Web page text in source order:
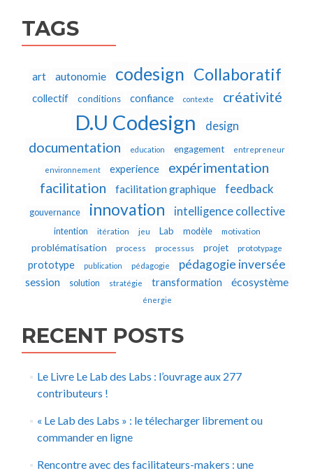
TAGS
art autonomie codesign Collaboratif
collectif conditions confiance contexte créativité
D.U Codesign design
documentation education engagement entrepreneur
environnement experience
expérimentation
facilitation
facilitation graphique feedback
gouvernance innovation intelligence collective
intention itération jeu Lab modèle motivation
problématisation process processus projet prototypage
prototype publication pédagogie pédagogie inversée
session solution stratégie transformation écosystème
énergie
RECENT POSTS
Le Livre Le Lab des Labs : l’ouvrage aux 277
contributeurs !
« Le Lab des Labs » : le télecharger librement ou
commander en ligne
Rencontre avec des facilitateurs-makers : une